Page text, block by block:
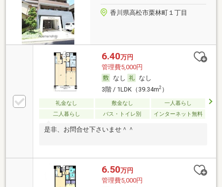
香川県高松市栗林町１丁目
6.40万円
管理費5,000円
なし
なし
3階 / 1LDK（39.34m2）
礼金なし 敷金なし
一人暮らし
二人暮らし
バス・トイレ別 インターネット無料
是非、お問合せ下さいませ＾＾
6.50万円
管理費5,000円